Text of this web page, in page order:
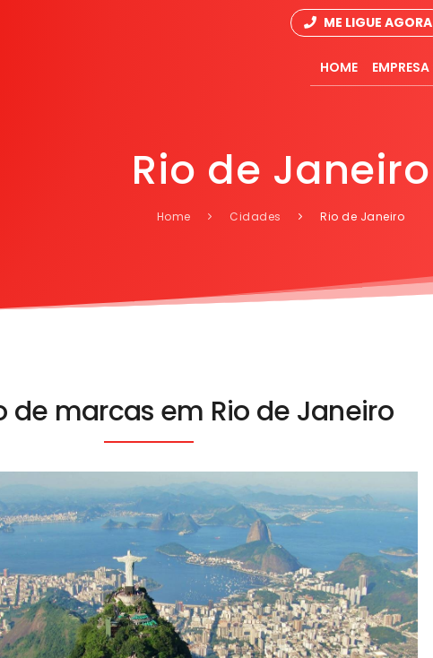
ME LIGUE AGORA
HOME EMPRESA
Rio de Janeiro
Home Cidades Rio de Janeiro
de marcas em Rio de Janeiro